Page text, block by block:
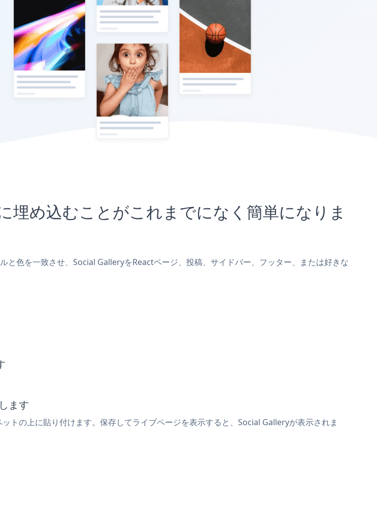
め込むことがこれまでになく簡単になりま
色を一致させ、Social GalleryをReactページ、投稿、サイドバー、フッター、または好きな
ます
トの上に貼り付けます。保存してライブページを表示すると、Social Galleryが表示されま